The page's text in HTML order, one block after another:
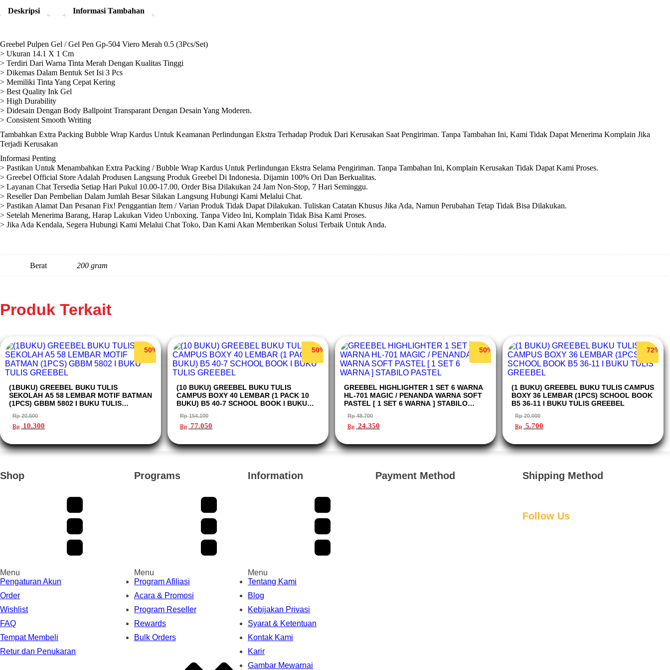
Deskripsi Informasi Tambahan
Greebel Pulpen Gel / Gel Pen Gp-504 Viero Merah 0.5 (3Pcs/Set)
> Ukuran 14.1 X 1 Cm
> Terdiri Dari Warna Tinta Merah Dengan Kualitas Tinggi
> Dikemas Dalam Bentuk Set Isi 3 Pcs
> Memiliki Tinta Yang Cepat Kering
> Best Quality Ink Gel
> High Durability
> Didesain Dengan Body Ballpoint Transparant Dengan Desain Yang Moderen.
> Consistent Smooth Writing
Tambahkan Extra Packing Bubble Wrap Kardus Untuk Keamanan Perlindungan Ekstra Terhadap Produk Dari Kerusakan Saat Pengiriman. Tanpa Tambahan Ini, Kami Tidak Dapat Menerima Komplain Jika
Terjadi Kerusakan
Informasi Penting
> Pastikan Untuk Menambahkan Extra Packing / Bubble Wrap Kardus Untuk Perlindungan Ekstra Selama Pengiriman. Tanpa Tambahan Ini, Komplain Kerusakan Tidak Dapat Kami Proses.
> Greebel Official Store Adalah Produsen Langsung Produk Greebel Di Indonesia. Dijamin 100% Ori Dan Berkualitas.
> Layanan Chat Tersedia Setiap Hari Pukul 10.00-17.00, Order Bisa Dilakukan 24 Jam Non-Stop, 7 Hari Seminggu.
> Reseller Dan Pembelian Dalam Jumlah Besar Silakan Langsung Hubungi Kami Melalui Chat.
> Pastikan Alamat Dan Pesanan Fix! Penggantian Item / Varian Produk Tidak Dapat Dilakukan. Tuliskan Catatan Khusus Jika Ada, Namun Perubahan Tetap Tidak Bisa Dilakukan.
> Setelah Menerima Barang, Harap Lakukan Video Unboxing. Tanpa Video Ini, Komplain Tidak Bisa Kami Proses.
> Jika Ada Kendala, Segera Hubungi Kami Melalui Chat Toko, Dan Kami Akan Memberikan Solusi Terbaik Untuk Anda.
Berat 200 gram
Produk Terkait
50%
(1BUKU) GREEBEL BUKU TULIS
SEKOLAH A5 58 LEMBAR MOTIF BATMAN
(1PCS) GBBM 5802 I BUKU TULIS
Rp20.600
aslinya
Rp 10.300saat
Rp 10.300.
50%
(10 BUKU) GREEBEL BUKU TULIS
CAMPUS BOXY 40 LEMBAR (1 PACK 10
BUKU) B5 40-7 SCHOOL BOOK I BUKU
Rp154.100
aslinya
Rp 77.050saat
Rp 77.050.
50%
GREEBEL HIGHLIGHTER 1 SET 6 WARNA
HL-701 MAGIC / PENANDA WARNA SOFT
PASTEL [ 1 SET 6 WARNA ] STABILO
Rp48.700
aslinya
Rp 24.350saat
Rp 24.350.
72%
(1 BUKU) GREEBEL BUKU TULIS CAMPUS
BOXY 36 LEMBAR (1PCS) SCHOOL BOOK
B5 36-11 I BUKU TULIS GREEBEL
Rp20.000
aslinya
Rp 5.700saat
Rp 5.700.
Shop
Menu
Pengaturan Akun
Order
Wishlist
FAQ
Tempat Membeli
Retur dan Penukaran
Programs
Menu
Program Afiliasi
Acara & Promosi
Program Reseller
Rewards
Bulk Orders
Information
Menu
Tentang Kami
Blog
Kebijakan Privasi
Syarat & Ketentuan
Kontak Kami
Karir
Gambar Mewarnai
Payment Method Shipping Method
Follow Us